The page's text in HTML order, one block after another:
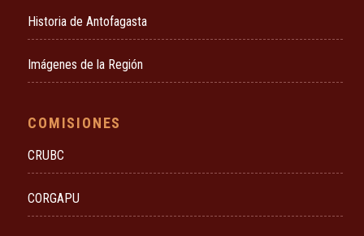
Historia de Antofagasta
Imágenes de la Región
COMISIONES
CRUBC
CORGAPU